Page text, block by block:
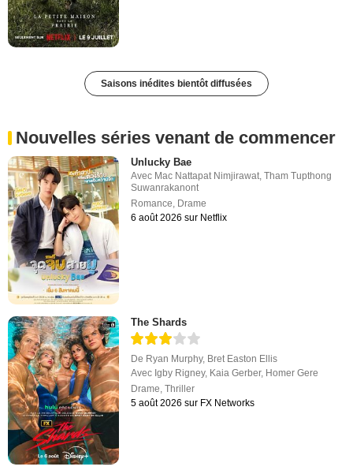
Saisons inédites bientôt diffusées
Nouvelles séries venant de commencer
Unlucky Bae
Avec Mac Nattapat Nimjirawat ,Tham Tupthong
Suwanrakanont
Romance Drame
6 août 2026 sur Netflix
The Shards
De Ryan Murphy, Bret Easton Ellis
Avec Igby Rigney, Kaia Gerber, Homer Gere
Drame,Thriller
5 août 2026 sur FX Networks